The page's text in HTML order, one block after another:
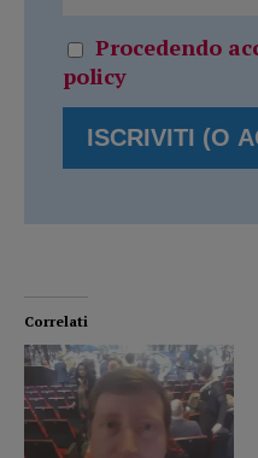
Procedendo
policy
Correlati